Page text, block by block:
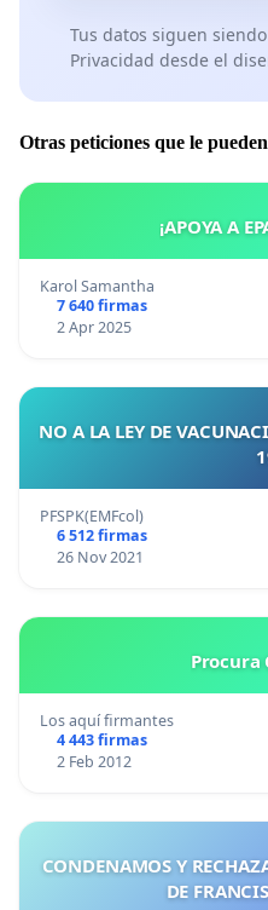
Tus datos siguen
Privacidad desde el
Otras peticiones que le
¡APOYA A
Karol Samantha
7 640 firmas
2 Apr 2025
NO A LA LEY DE
PFSPK(EMFcol)
6 512 firmas
26 Nov 2021
Procura
Los aquí firmantes
4 443 firmas
2 Feb 2012
CONDENAMOS Y
DE